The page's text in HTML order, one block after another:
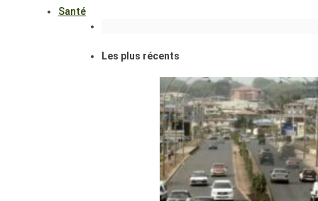
Santé
Les plus récents